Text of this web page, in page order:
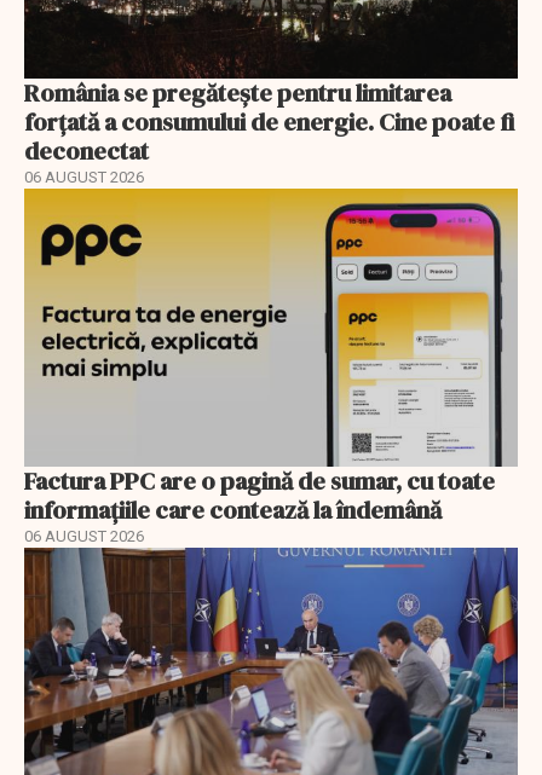
România se pregătește pentru limitarea
forțată a consumului de energie. Cine poate fi
deconectat
06 AUGUST 2026
Factura PPC are o pagină de sumar, cu toate
informațiile care contează la îndemână
06 AUGUST 2026